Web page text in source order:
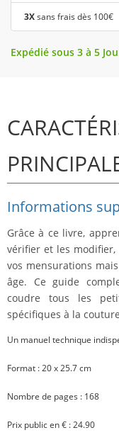
3Xsans frais dès 100€
Expédié sous 3 à 5
Informations
Grâce à ce livre,
vérifier et les modifier,
vos mensurations
âge. Ce guide
coudre tous les
spécifiques à la
Un manuel technique
Format : 20 x 25.7 cm
Nombre de pages : 168
Prix public en € : 24.90